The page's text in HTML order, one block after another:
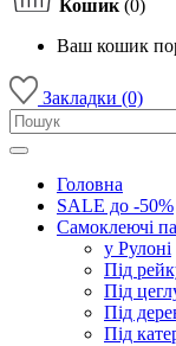
Кошик (0)
Ваш кошик
Закладки (0)
Головна
SALE до -50%
Самоклеючі
у Рулоні
Під
Під
Під
Під